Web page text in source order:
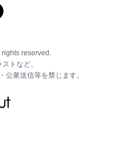
reserved.
トなど、
公衆送信等を禁じます。